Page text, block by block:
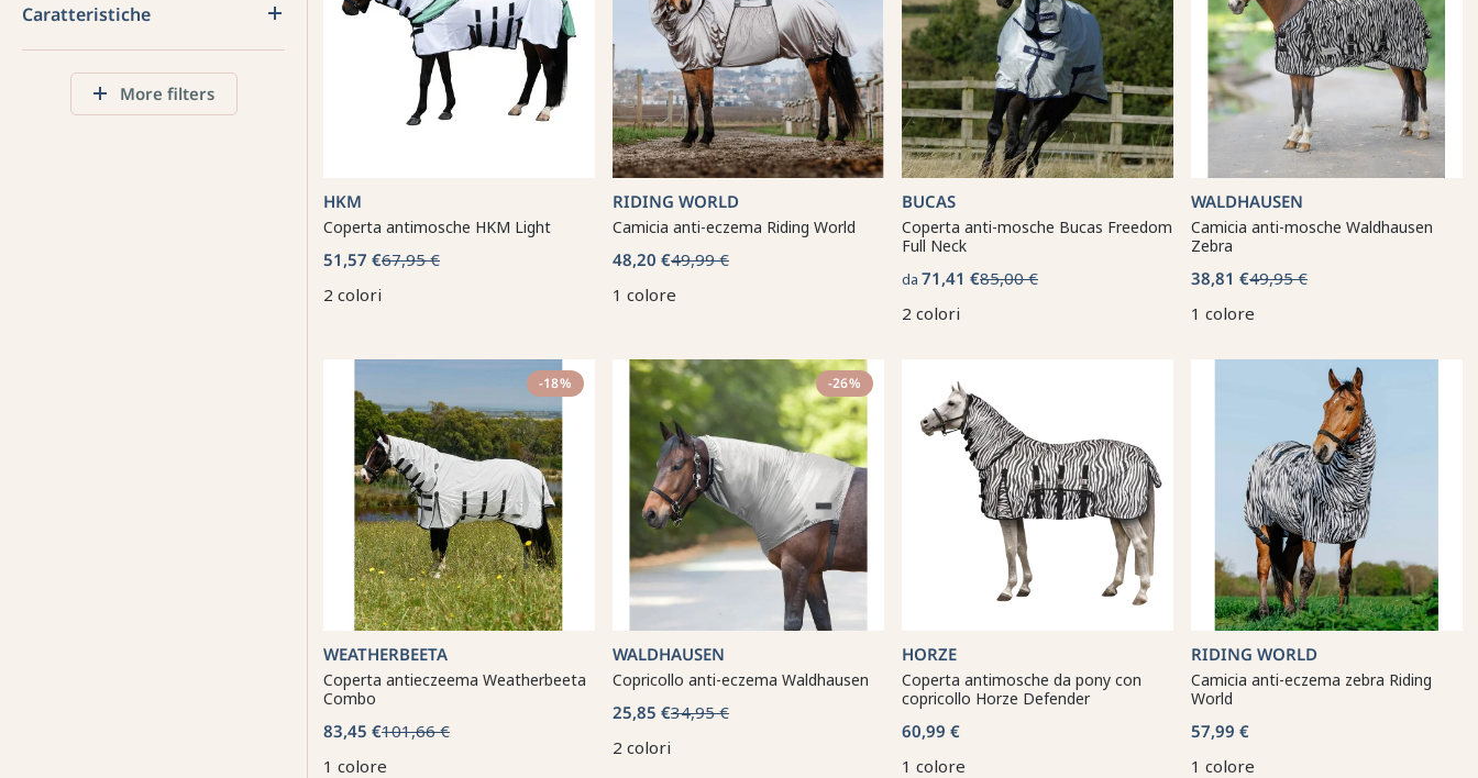
Caratteristiche
More filters
HKM
Coperta antimosche HKM Light
51,57 €67,95 €
2 colori
RIDING WORLD
Camicia anti-eczema Riding World
48,20 €49,99 €
1 colore
BUCAS
Coperta anti-mosche Bucas Freedom
Full Neck
da 71,41 €85,00 €
2 colori
WALDHAUSEN
Camicia anti-mosche Waldhausen
Zebra
38,81 €49,95 €
1 colore
-18%
WEATHERBEETA
Coperta antieczeema Weatherbeeta
Combo
83,45 €101,66 €
1 colore
-26%
WALDHAUSEN
Copricollo anti-eczema Waldhausen
25,85 €34,95 €
2 colori
HORZE
Coperta antimosche da pony con
copricollo Horze Defender
60,99 €
1 colore
RIDING WORLD
Camicia anti-eczema zebra Riding
World
57,99 €
1 colore